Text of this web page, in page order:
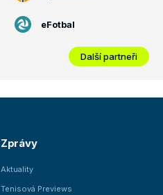
eFotbal
Další partneři
Zprávy
Aktuality
Tenisová Previews